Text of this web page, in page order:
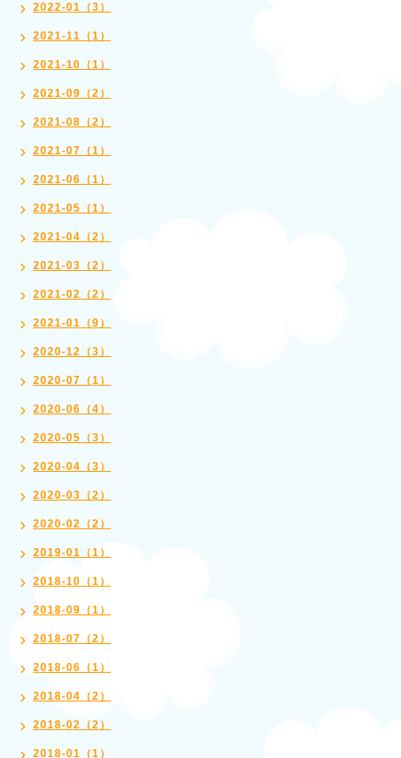
2022-01（3）
2021-11（1）
2021-10（1）
2021-09（2）
2021-08（2）
2021-07（1）
2021-06（1）
2021-05（1）
2021-04（2）
2021-03（2）
2021-02（2）
2021-01（9）
2020-12（3）
2020-07（1）
2020-06（4）
2020-05（3）
2020-04（3）
2020-03（2）
2020-02（2）
2019-01（1）
2018-10（1）
2018-09（1）
2018-07（2）
2018-06（1）
2018-04（2）
2018-02（2）
2018-01（1）